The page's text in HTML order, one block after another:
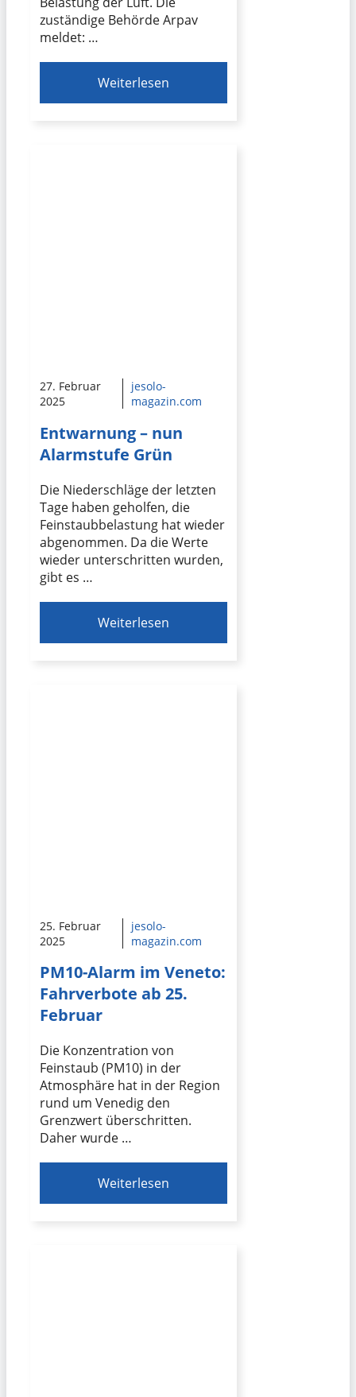
zuständige Behörde Arpav
meldet: …
Weiterlesen
27. Februar
2025
jesolo-
magazin.com
Entwarnung – nun
Alarmstufe Grün
Die Niederschläge der letzten
Tage haben geholfen, die
Feinstaubbelastung hat wieder
abgenommen. Da die Werte
wieder unterschritten wurden,
gibt es …
Weiterlesen
25. Februar
2025
jesolo-
magazin.com
PM10-Alarm im Veneto:
Fahrverbote ab 25.
Februar
Die Konzentration von
Feinstaub (PM10) in der
Atmosphäre hat in der Region
rund um Venedig den
Grenzwert überschritten.
Daher wurde …
Weiterlesen